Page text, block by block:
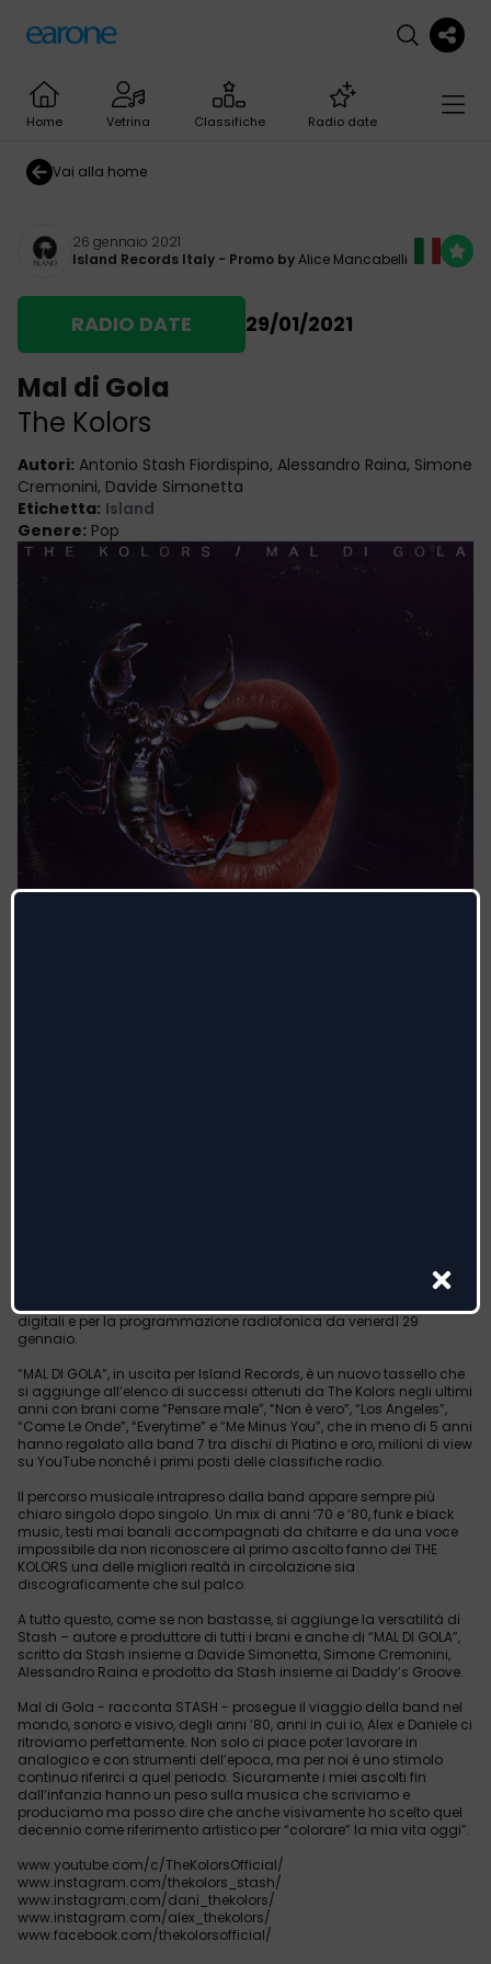
Home Vetrina Classifiche Radio date
Vai alla home
26 gennaio 2021
Island Records Italy - Promo byAlice Mancabelli
RADIO DATE 29/01/2021
Mal di Gola
The Kolors
Autori: Antonio Stash Fiordispino, Alessandro Raina, Simone
Cremonini, Davide Simonetta
Etichetta: Island
Genere: Pop
I THE KOLORS inaugurano il 2021 con un nuovo singolo inedito dal
digitali e per la programmazione radiofonica da venerdì 29
gennaio.
“MAL DI GOLA”, in uscita per Island Records, è un nuovo tassello che
si aggiunge all’elenco di successi ottenuti da The Kolors negli ultimi
anni con brani come “Pensare male”, “Non è vero”, “Los Angeles”,
“Come Le Onde”, “Everytime” e “Me Minus You”, che in meno di 5 anni
hanno regalato alla band 7 tra dischi di Platino e oro, milioni di view
su YouTube nonché i primi posti delle classifiche radio.
Il percorso musicale intrapreso dalla band appare sempre più
chiaro singolo dopo singolo. Un mix di anni ‘70 e ‘80, funk e black
music, testi mai banali accompagnati da chitarre e da una voce
impossibile da non riconoscere al primo ascolto fanno dei THE
KOLORS una delle migliori realtà in circolazione sia
discograficamente che sul palco.
A tutto questo, come se non bastasse, si aggiunge la versatilità di
Stash – autore e produttore di tutti i brani e anche di “MAL DI GOLA”,
scritto da Stash insieme a Davide Simonetta, Simone Cremonini,
Alessandro Raina e prodotto da Stash insieme ai Daddy’s Groove.
Mal di Gola - racconta STASH - prosegue il viaggio della band nel
mondo, sonoro e visivo, degli anni ’80, anni in cui io, Alex e Daniele ci
ritroviamo perfettamente. Non solo ci piace poter lavorare in
analogico e con strumenti dell’epoca, ma per noi è uno stimolo
continuo riferirci a quel periodo. Sicuramente i miei ascolti fin
dall’infanzia hanno un peso sulla musica che scriviamo e
produciamo ma posso dire che anche visivamente ho scelto quel
decennio come riferimento artistico per “colorare” la mia vita oggi”.
www.youtube.com/c/TheKolorsOfficial/
www.instagram.com/thekolors_stash/
www.instagram.com/dani_thekolors/
www.instagram.com/alex_thekolors/
www.facebook.com/thekolorsofficial/